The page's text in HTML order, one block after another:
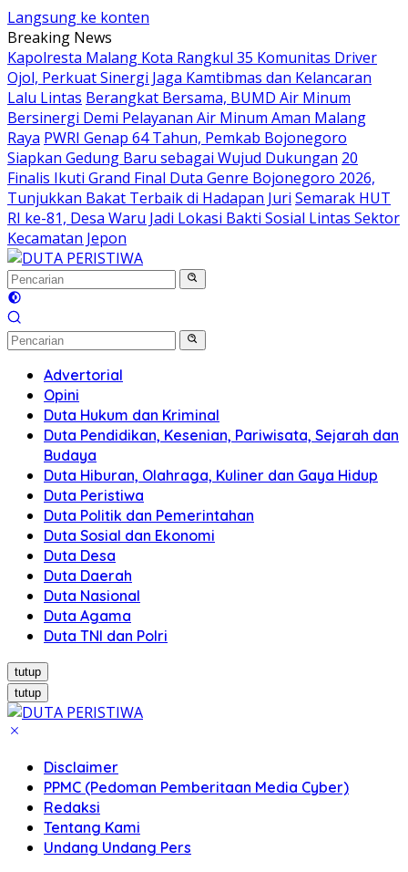
Langsung ke konten
Breaking News
Kapolresta Malang Kota Rangkul 35 Komunitas Driver
Ojol, Perkuat Sinergi Jaga Kamtibmas dan Kelancaran
Lalu Lintas Berangkat Bersama, BUMD Air Minum
Bersinergi Demi Pelayanan Air Minum Aman Malang
Raya PWRI Genap 64 Tahun, Pemkab Bojonegoro
Siapkan Gedung Baru sebagai Wujud Dukungan 20
Finalis Ikuti Grand Final Duta Genre Bojonegoro 2026,
Tunjukkan Bakat Terbaik di Hadapan Juri Semarak HUT
RI ke-81, Desa Waru Jadi Lokasi Bakti Sosial Lintas Sektor
Kecamatan Jepon
Advertorial
Opini
Duta Hukum dan Kriminal
Duta Pendidikan, Kesenian, Pariwisata, Sejarah dan
Budaya
Duta Hiburan, Olahraga, Kuliner dan Gaya Hidup
Duta Peristiwa
Duta Politik dan Pemerintahan
Duta Sosial dan Ekonomi
Duta Desa
Duta Daerah
Duta Nasional
Duta Agama
Duta TNI dan Polri
tutup
tutup
Disclaimer
PPMC (Pedoman Pemberitaan Media Cyber)
Redaksi
Tentang Kami
Undang Undang Pers